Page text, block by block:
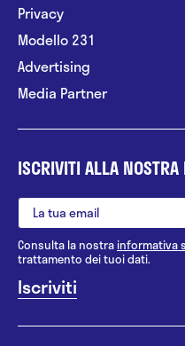
Privacy
Modello 231
Advertising
Media Partner
ISCRIVITI ALLA NOSTRA
Consulta la nostrainformativa
trattamento dei tuoi dati.